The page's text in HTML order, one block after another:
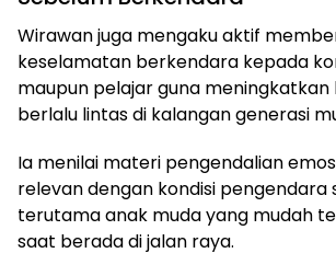
Wirawan juga mengaku aktif
keselamatan berkendara kepada
maupun pelajar guna meningkatkan
berlalu lintas di kalangan generasi
Ia menilai materi pengendalian
relevan dengan kondisi pengendara
terutama anak muda yang mudah
saat berada di jalan raya.